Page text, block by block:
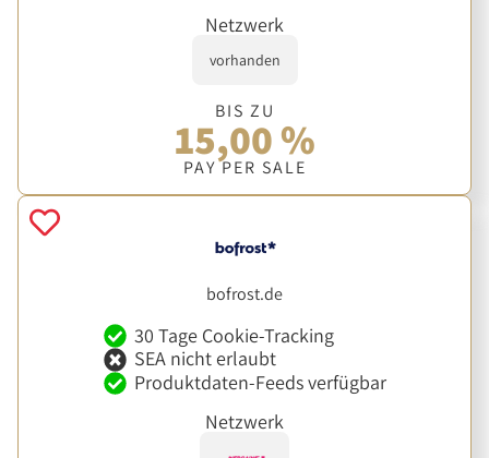
Netzwerk
vorhanden
BIS ZU
15,00 %
PAY PER SALE
bofrost.de
30 Tage Cookie-Tracking
SEA nicht erlaubt
Produktdaten-Feeds verfügbar
Netzwerk